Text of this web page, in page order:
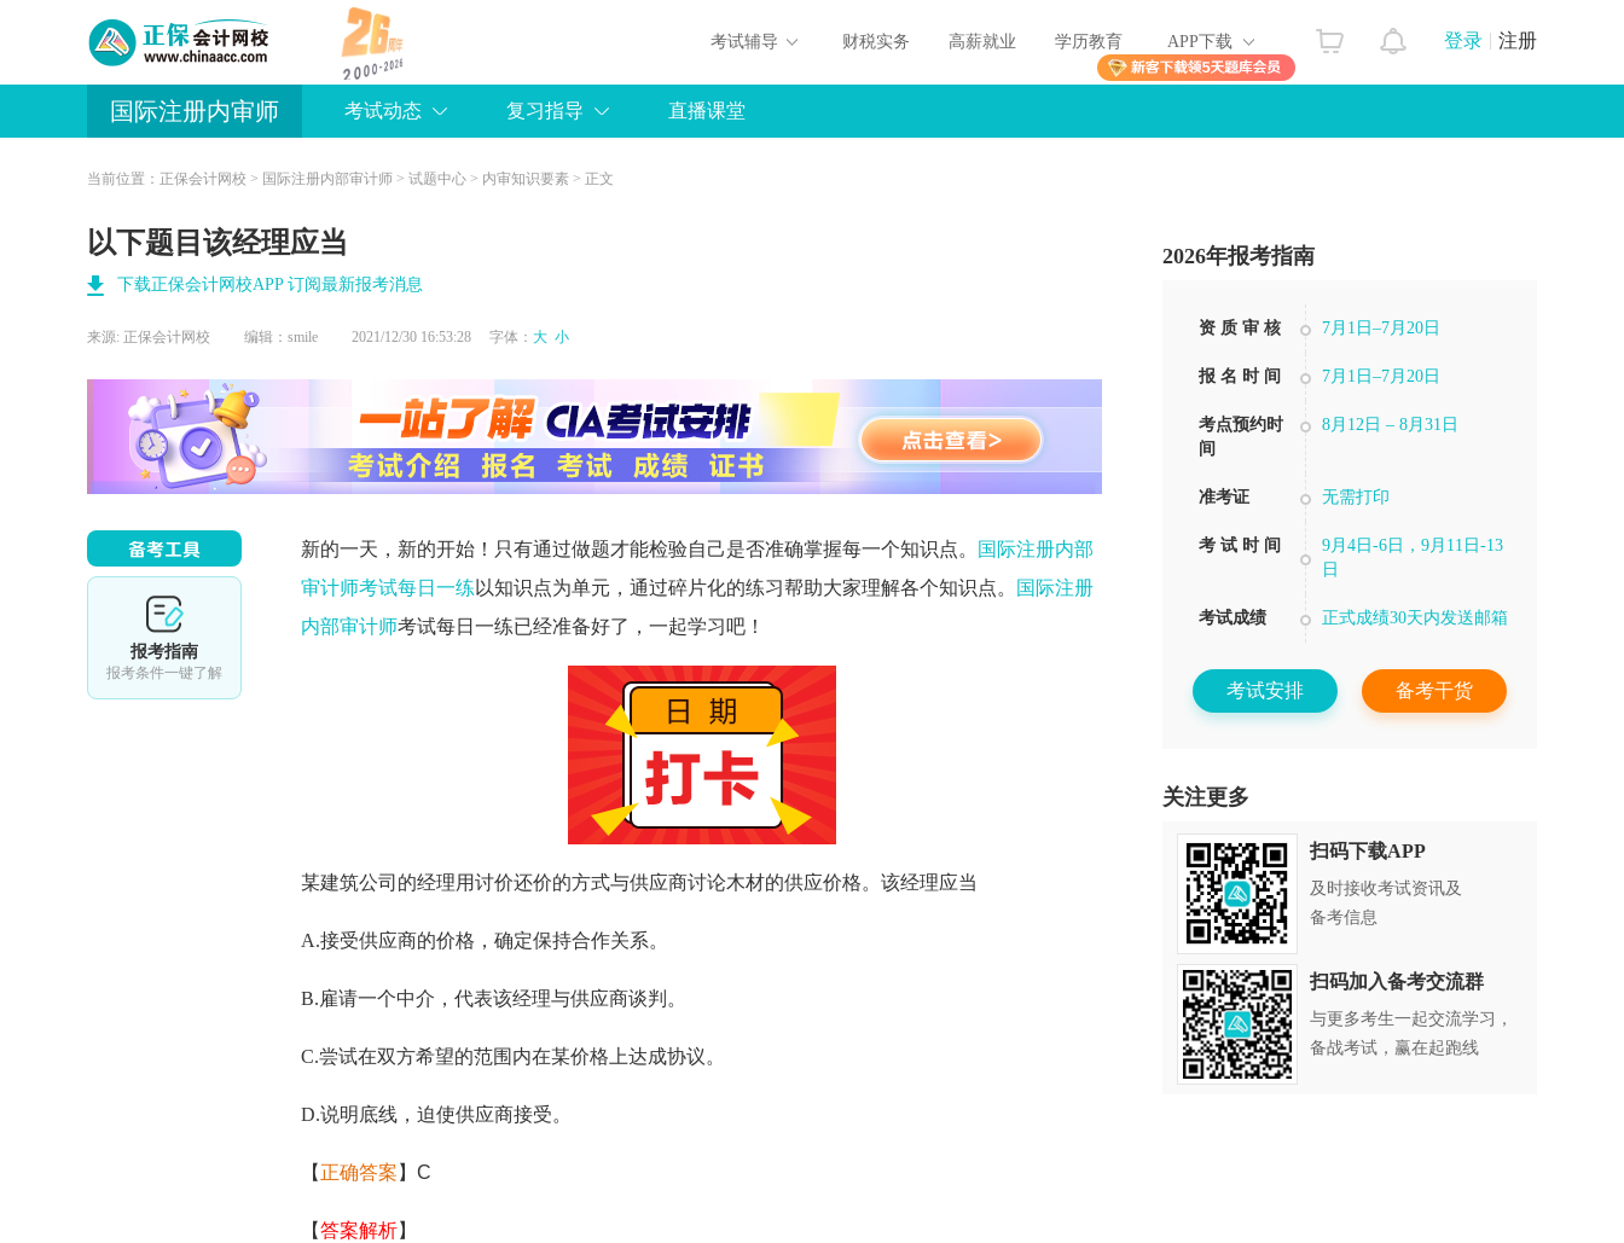
登录 注册
考试辅导 财税实务 高薪就业 学历教育 APP下载
国际注册内审师 考试动态 复习指导 直播课堂
当前位置： 正保会计网校 > 国际注册内部审计师 > 试题中心 > 内审知识要素 > 正文
以下题目该经理应当
下载正保会计网校APP 订阅最新报考消息
来源: 正保会计网校 编辑：smile 2021/12/30 16:53:28 字体： 大 小
报考指南
报考条件一键了解
新的一天，新的开始！只有通过做题才能检验自己是否准确掌握每一个知识点。
国际注册内部
审计师考试每日一练 以知识点为单元，通过碎片化的练习帮助大家理解各个知识点。
国际注册
内部审计师考试每日一练已经准备好了，一起学习吧！
某建筑公司的经理用讨价还价的方式与供应商讨论木材的供应价格。该经理应当
A.接受供应商的价格，确定保持合作关系。
B.雇请一个中介，代表该经理与供应商谈判。
C.尝试在双方希望的范围内在某价格上达成协议。
D.说明底线，迫使供应商接受。
【 正确答案 】C
【答案解析】
2026年报考指南
资 质 审 核 7月1日–7月20日
报 名 时 间 7月1日–7月20日
考点预约时
间
8月12日 – 8月31日
准考证 无需打印
考 试 时 间
9月4日-6日，9月11日-13
日
考试成绩 正式成绩30天内发送邮箱
考试安排 备考干货
关注更多
扫码下载APP
及时接收考试资讯及
备考信息
扫码加入备考交流群
与更多考生一起交流学习，
备战考试，赢在起跑线